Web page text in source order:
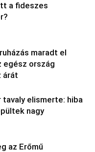
a fideszes
maradt el
egész ország
árát
tavaly elismerte: hiba
nagy
az Erőmű